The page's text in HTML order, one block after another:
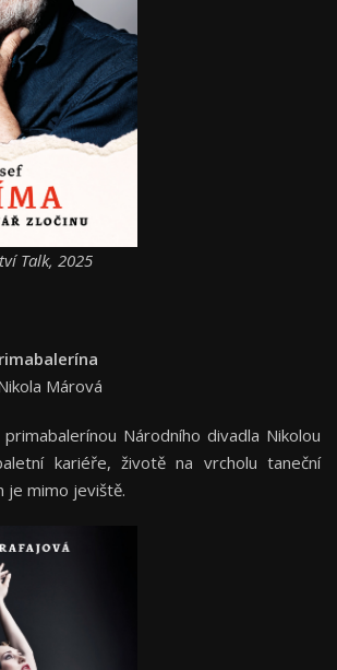
Talk, 2025
Márová
Národního divadla Nikolou
kariéře, životě na vrcholu taneční
je mimo jeviště.